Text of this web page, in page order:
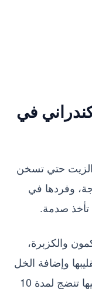
في
الزيت حتي تسخن
وفردها في
تأخذ صدمة.
والكزبرة،
وإضافة الخل
لها، والفلفل وقلبيه مع الكبدة، ثم اتركيها تنضج لمدة 10